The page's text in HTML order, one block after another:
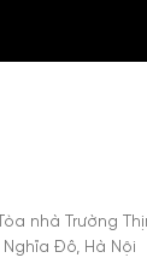
nhà Trường
Nghĩa Đô, Hà Nội